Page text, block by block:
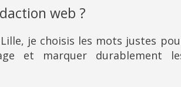
web ?
je choisis les mots justes
et marquer durablement